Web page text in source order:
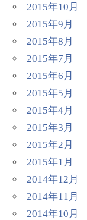
2015年10月
2015年9月
2015年8月
2015年7月
2015年6月
2015年5月
2015年4月
2015年3月
2015年2月
2015年1月
2014年12月
2014年11月
2014年10月